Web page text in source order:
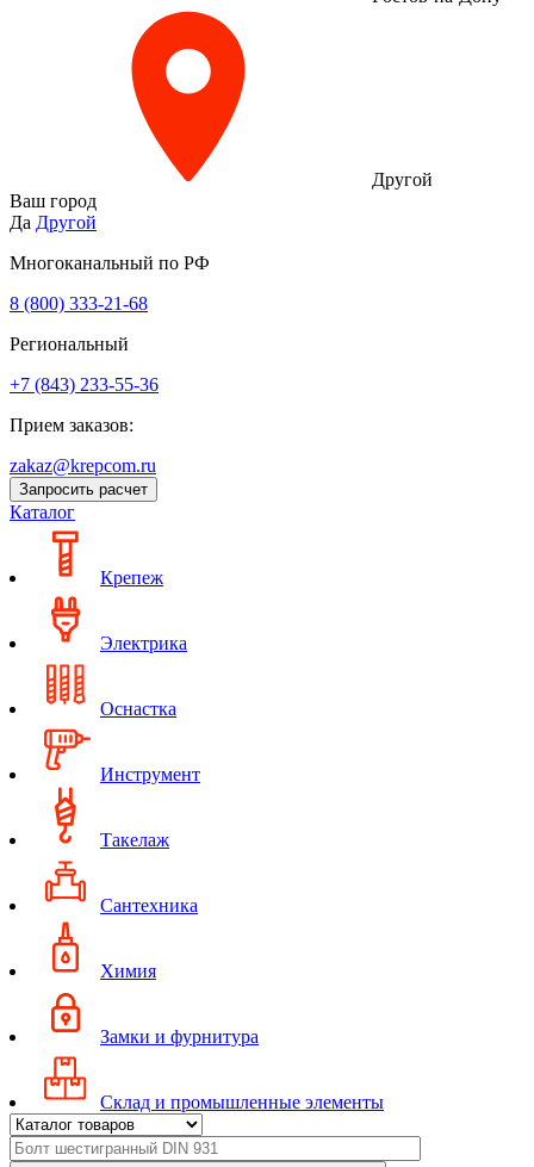
Другой
Ваш город
Да Другой
Многоканальный по РФ
8 (800) 333‑21-68
Региональный
+7 (843) 233-55-36
Прием заказов:
zakaz@krepcom.ru
Запросить расчет
Каталог
Крепеж
Электрика
Оснастка
Инструмент
Такелаж
Сантехника
Химия
Замки и фурнитура
Склад и промышленные элементы